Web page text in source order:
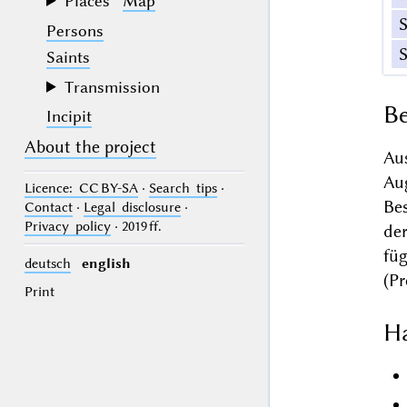
Persons
Saints
Transmission
Incipit
About the project
Licence: CC BY-SA· Search tips·
Contact· Legal disclosure·
Privacy policy· 2019 ff.
deutsch
english
Print